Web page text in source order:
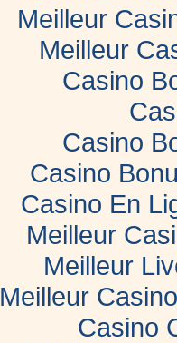
Meilleur
Meilleur
Casino
Casino
Casino
Casino En
Meilleur
Meilleur
Meilleur
Casino